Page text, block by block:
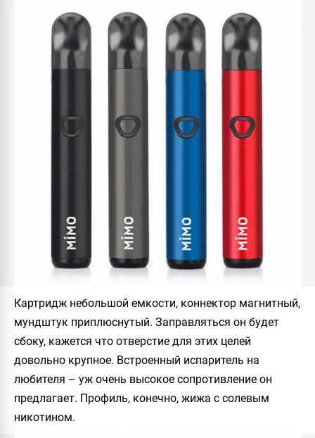
Картридж небольшой емкости, коннектор магнитный,
мундштук приплюснутый. Заправляться он будет
сбоку, кажется что отверстие для этих целей
довольно крупное. Встроенный испаритель на
любителя – уж очень высокое сопротивление он
предлагает. Профиль, конечно, жижа с солевым
никотином.